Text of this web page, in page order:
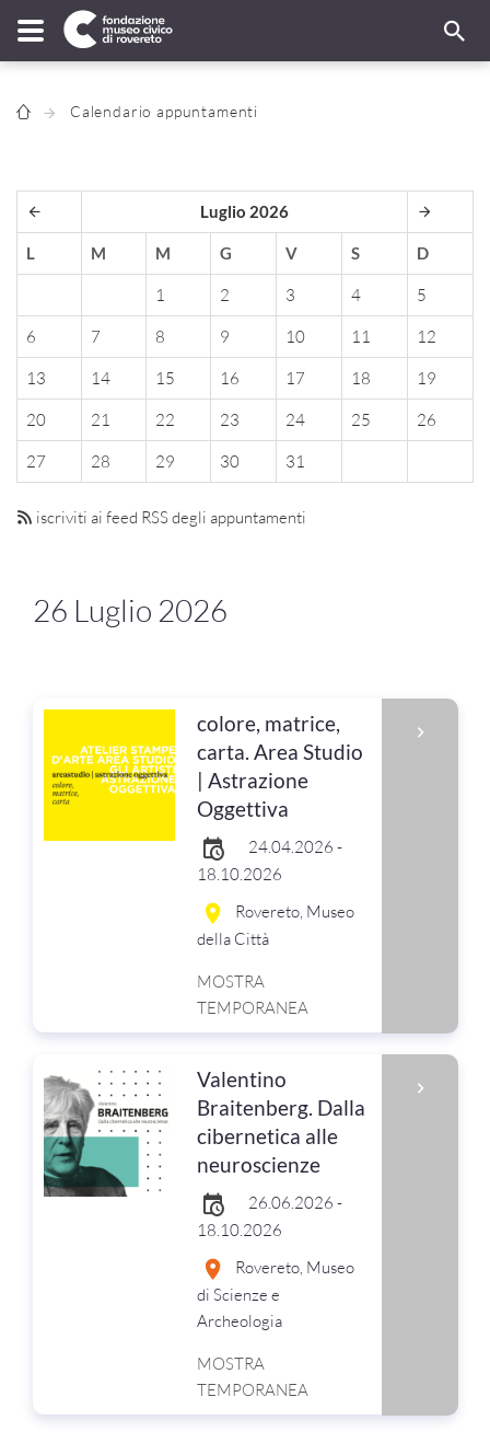
Calendario appuntamenti
Luglio 2026
L M M G V S D
1 2 3 4
5
6
7 8 9 10 11
12
13
14 15 16 17 18
19
20
21 22 23 24 25
26
27
28 29 30 31
iscriviti ai feed RSS degli appuntamenti
26 Luglio 2026
colore, matrice,
carta. Area Studio
| Astrazione
Oggettiva
24.04.2026 -
18.10.2026
Rovereto, Museo
della Città
MOSTRA
TEMPORANEA
Valentino
Braitenberg. Dalla
cibernetica alle
neuroscienze
26.06.2026 -
18.10.2026
Rovereto, Museo
di Scienze e
Archeologia
MOSTRA
TEMPORANEA